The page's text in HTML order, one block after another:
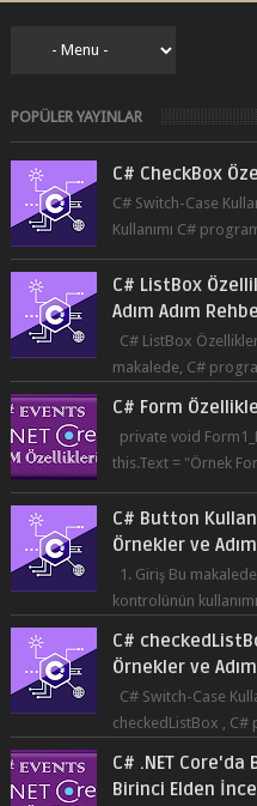
POPÜLER YAYINLAR
C# CheckBox
C# Switch-Case
Kullanımı C#
üzerinde seçim
C# ListBox
Adım Adım
C# ListBox
makalede, C#
C# Form
private void
this.Text = "Örnek
Co...
C# Button
Örnekler ve
1. Giriş Bu
kontrolünün
C#
Örnekler ve
C# Switch-Case
checkedListBox ,
C# .NET
Birinci Elden